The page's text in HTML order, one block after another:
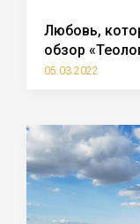
Любовь,
обзор
05.03.2022